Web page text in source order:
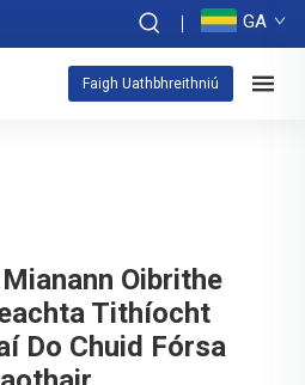
GA
Faigh Uathbhreithniú
Oibrithe
Tithíocht
Do Chuid Fórsa